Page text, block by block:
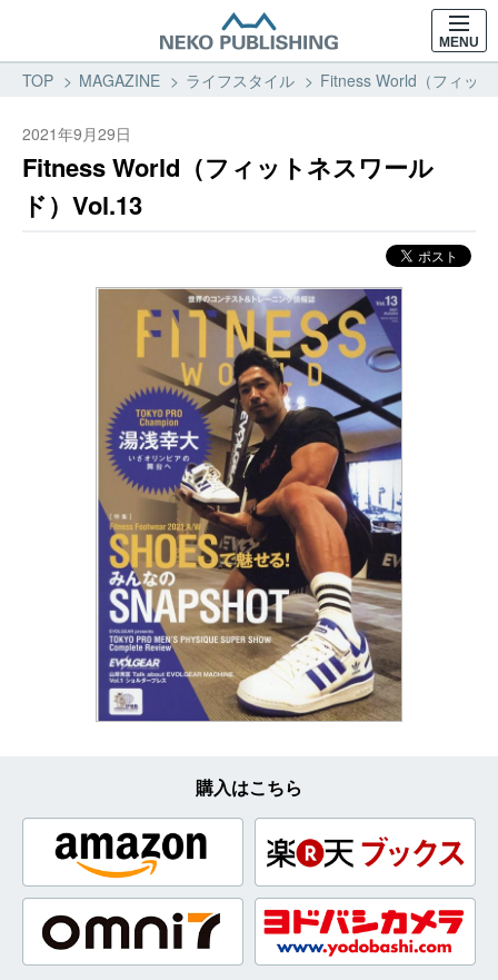
MENU
TOP MAGAZINE ライフスタイル Fitness World（フィッ
2021年9月29日
Fitness World（フィットネスワール
ド）Vol.13
購入はこちら